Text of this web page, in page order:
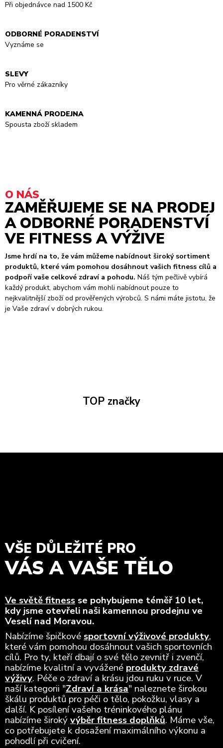
Při objednávce nad 1500 Kč
ODBORNÉ PORADENSTVÍ
Vyznáme se
SLEVY
Pro věrné zákazníky
KAMENNÁ PRODEJNA
Spousta zboží skladem
O NÁS
ZAMĚŘUJEME SE NA PRODEJ
A ODBORNÉ PORADENSTVÍ
VE FITNESS A VÝŽIVE
Jsme hrdí na to, že vám můžeme nabídnout široký sortiment
produktů, které vám pomohou dosáhnout vašich fitness cílů a
podpoří vaše celkové zdraví a pohodu. Náš tým pečlivě vybírá
každý produkt, abychom vám mohli nabídnout pouze to
nejkvalitnější zboží od prověřených výrobců. S námi máte jistotu, že
je Vaše zdraví v dobrých rukou.
TOP značky
VŠE DŮLEŽITÉ PRO
VÁS A VAŠE TĚLO
Ve světě fitness se pohybujeme téměř 10 let,
kdy jsme otevřeli naši kamennou prodejnu ve
Veselí nad Moravou.
Nabízíme špičkové sportovní výživové produkty,
které vám pomohou dosáhnout vašich sportovních
cílů. Pro ty, kteří dbají o své tělo zevnitř i zvenčí,
nabízíme kvalitní a vyvážené produkty zdravé
výživy. Péče o zdraví a krásu jdou ruku v ruce. V
naší kategorii "Zdraví a krása" naleznete širokou
škálu produktů pro péči o tělo, pokožku, vlasy a
další. K posílení vašeho tréninkového plánu
nabízíme širokývýběr fitness doplňků. Máme vše,
co potřebujete k dosažení maximálního výkonu a
pohodlí při cvičení.